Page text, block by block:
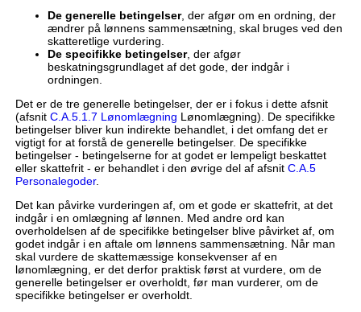
De generelle betingelser, der afgør om en ordning, der
ændrer på lønnens sammensætning, skal bruges ved den
skatteretlige vurdering.
De specifikke betingelser, der afgør
beskatningsgrundlaget af det gode, der indgår i
ordningen.
Det er de tre generelle betingelser, der er i fokus i dette afsnit
(afsnit C.A.5.1.7 Lønomlægning Lønomlægning). De specifikke
betingelser bliver kun indirekte behandlet, i det omfang det er
vigtigt for at forstå de generelle betingelser. De specifikke
betingelser - betingelserne for at godet er lempeligt beskattet
eller skattefrit - er behandlet i den øvrige del af afsnit C.A.5
Personalegoder.
Det kan påvirke vurderingen af, om et gode er skattefrit, at det
indgår i en omlægning af lønnen. Med andre ord kan
overholdelsen af de specifikke betingelser blive påvirket af, om
godet indgår i en aftale om lønnens sammensætning. Når man
skal vurdere de skattemæssige konsekvenser af en
lønomlægning, er det derfor praktisk først at vurdere, om de
generelle betingelser er overholdt, før man vurderer, om de
specifikke betingelser er overholdt.